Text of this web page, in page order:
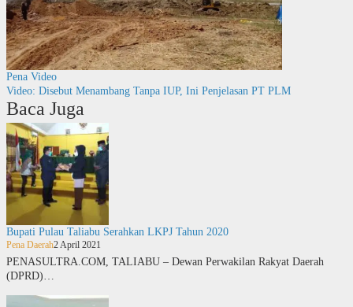
Pena Video
Video: Disebut Menambang Tanpa IUP, Ini Penjelasan PT PLM
Baca Juga
Bupati Pulau Taliabu Serahkan LKPJ Tahun 2020
Pena Daerah2 April 2021
PENASULTRA.COM, TALIABU – Dewan Perwakilan Rakyat Daerah
(DPRD)…